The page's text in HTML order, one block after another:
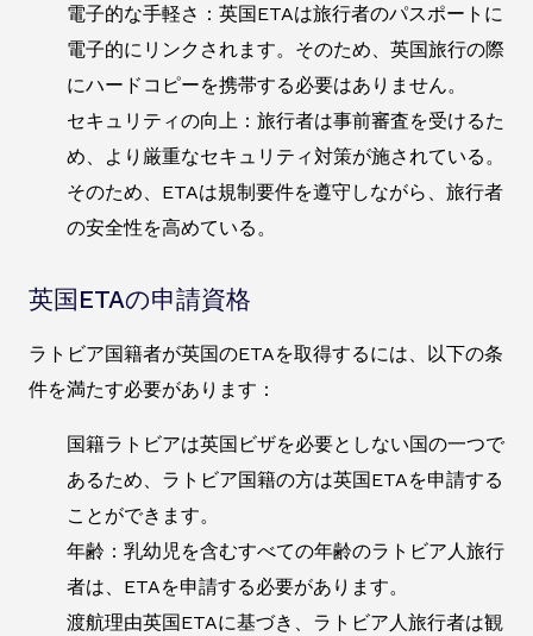
電子的な手軽さ：英国ETAは旅行者のパスポートに
電子的にリンクされます。そのため、英国旅行の際
にハードコピーを携帯する必要はありません。
セキュリティの向上：旅行者は事前審査を受けるた
め、より厳重なセキュリティ対策が施されている。
そのため、ETAは規制要件を遵守しながら、旅行者
の安全性を高めている。
英国ETAの申請資格
ラトビア国籍者が英国のETAを取得するには、以下の条
件を満たす必要があります：
国籍ラトビアは英国ビザを必要としない国の一つで
あるため、ラトビア国籍の方は英国ETAを申請する
ことができます。
年齢：乳幼児を含むすべての年齢のラトビア人旅行
者は、ETAを申請する必要があります。
渡航理由英国ETAに基づき、ラトビア人旅行者は観